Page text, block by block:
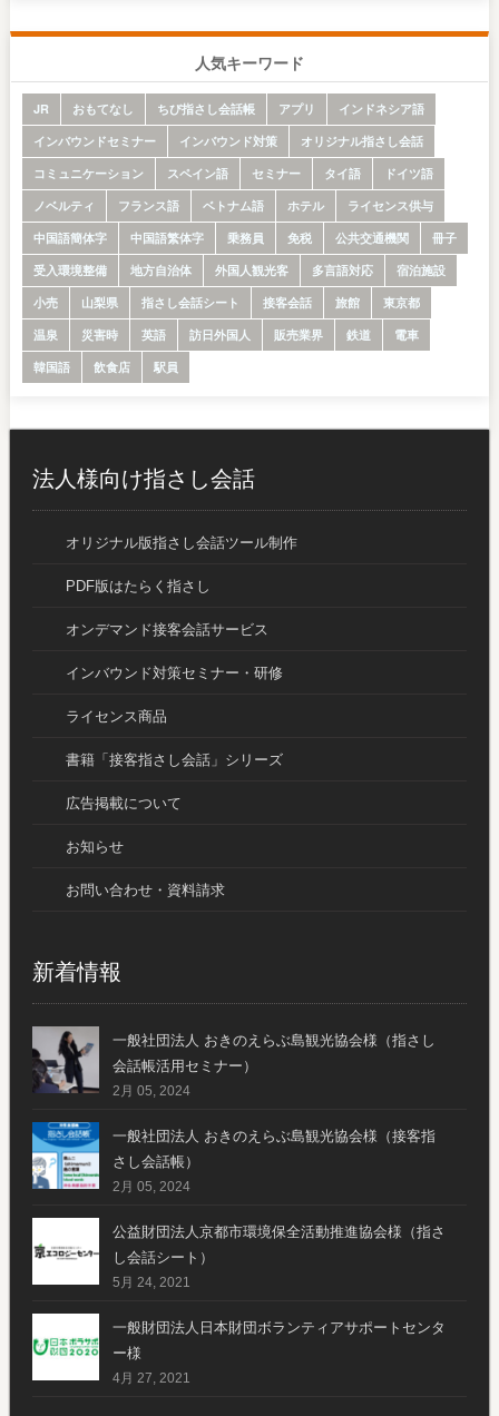
人気キーワード
JR おもてなし ちび指さし会話帳 アプリ
インドネシア語
インバウンドセミナー
インバウンド対策
オリジナル指さし会話
コミュニケーション
スペイン語 セミナー タイ語
ドイツ語
ノベルティ
フランス語 ベトナム語 ホテル
ライセンス供与
中国語簡体字
中国語繁体字 乗務員 免税 公共交通機関
冊子
受入環境整備
地方自治体 外国人観光客 多言語対応
宿泊施設
小売
山梨県 指さし会話シート 接客会話 旅館
東京都
温泉
災害時 英語 訪日外国人 販売業界 鉄道
電車
韓国語
飲食店 駅員
法人様向け指さし会話
オリジナル版指さし会話ツール制作
PDF版はたらく指さし
オンデマンド接客会話サービス
インバウンド対策セミナー・研修
ライセンス商品
書籍「接客指さし会話」シリーズ
広告掲載について
お知らせ
お問い合わせ・資料請求
新着情報
一般社団法人 おきのえらぶ島観光協会様（指さし
会話帳活用セミナー）
2月 05, 2024
一般社団法人 おきのえらぶ島観光協会様（接客指
さし会話帳）
2月 05, 2024
公益財団法人京都市環境保全活動推進協会様（指さ
し会話シート）
5月 24, 2021
一般財団法人日本財団ボランティアサポートセンタ
ー様
4月 27, 2021